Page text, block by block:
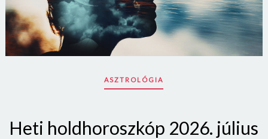
ASZTROLÓGIA
Heti holdhoroszkóp 2026. július